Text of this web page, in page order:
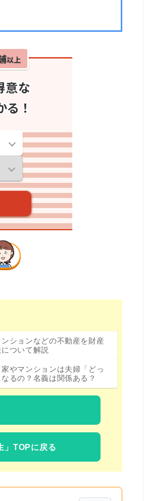
ションなどの不動産を財産
ついて解説
やマンションは夫婦「どっ
るの？名義は関係ある？
」TOPに戻る